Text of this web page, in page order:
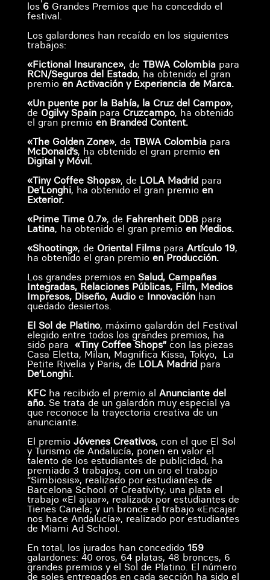
los6Grandes Premios que ha concedido el
festival.
Los galardones han recaído en los siguientes
trabajos:
«Fictional Insurance», de TBWA Colombiapara
RCN/Seguros del Estado, ha obtenido el gran
premio en Activación y Experiencia de Marca.
«Un puente por la Bahía, la Cruz del Campo»,
de Ogilvy Spainpara Cruzcampo, ha obtenido
el gran premio en Branded Content.
«The Golden Zone», de TBWA Colombiapara
McDonald’s, ha obtenido el gran premio en
Digital y Móvil.
«Tiny Coffee Shops», de LOLA Madridpara
De’Longhi, ha obtenido el gran premio en
Exterior.
«Prime Time 0.7», de Fahrenheit DDBpara
Latina, ha obtenido el gran premio en Medios.
«Shooting», de Oriental Filmspara Artículo 19,
ha obtenido el gran premio en Producción.
Los grandes premios enSalud, Campañas
Integradas, Relaciones Públicas, Film, Medios
Impresos, Diseño, Audio e Innovación han
quedado desiertos.
El Sol de Platino, máximo galardón del Festival
elegido entre todos los grandes premios, ha
sido para «Tiny Coffee Shops” con las piezas
Casa Eletta, Milan, Magnifica Kissa, Tokyo, La
Petite Rivelia y Paris, de LOLA Madrid para
De’Longhi.
KFC ha recibido el premio al Anunciante del
año.Se trata de un galardón muy especial ya
que reconoce la trayectoria creativa de un
anunciante.
El premio Jóvenes Creativos, con el que El Sol
y Turismo de Andalucía, ponen en valor el
talento de los estudiantes de publicidad, ha
premiado 3 trabajos, con un oro el trabajo
“Simbiosis», realizado por estudiantes de
Barcelona School of Creativity; una plata el
trabajo «El ajuar», realizado por estudiantes de
Tienes Canela; y un bronce el trabajo «Encajar
nos hace Andalucía», realizado por estudiantes
de Miami Ad School.
En total, los jurados han concedido 159
galardones: 40 oros, 64 platas, 48 bronces, 6
grandes premios y el Sol de Platino. El número
de soles entregados en cada sección ha sido el